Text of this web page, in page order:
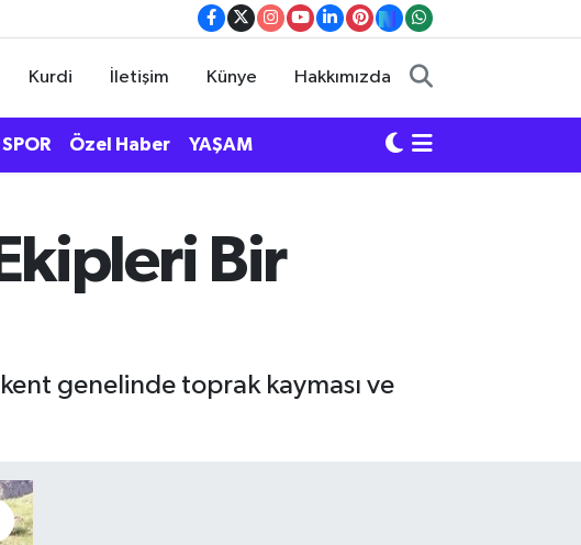
Kurdi İletişim Künye Hakkımızda
SPOR Özel Haber YAŞAM
Bir
genelinde toprak kayması ve